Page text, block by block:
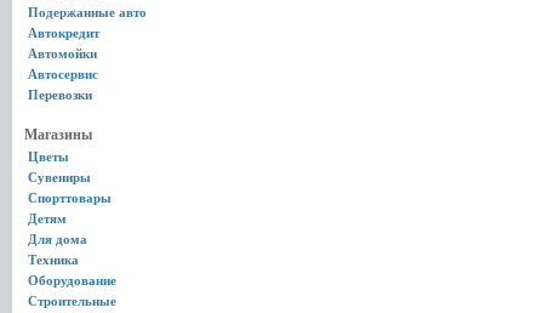
Подержанные авто
Автокредит
Автомойки
Автосервис
Перевозки
Магазины
Цветы
Сувениры
Спорттовары
Детям
Для дома
Техника
Оборудование
Строительные